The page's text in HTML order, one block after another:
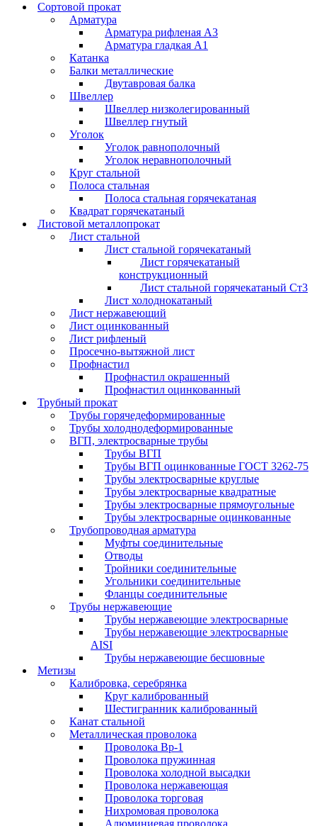
Сортовой прокат
Арматура
Арматура рифленая А3
Арматура гладкая А1
Катанка
Балки металлические
Двутавровая балка
Швеллер
Швеллер низколегированный
Швеллер гнутый
Уголок
Уголок равнополочный
Уголок неравнополочный
Круг стальной
Полоса стальная
Полоса стальная горячекатаная
Квадрат горячекатаный
Листовой металлопрокат
Лист стальной
Лист стальной горячекатаный
Лист горячекатаный
конструкционный
Лист стальной горячекатаный Ст3
Лист холоднокатаный
Лист нержавеющий
Лист оцинкованный
Лист рифленый
Просечно-вытяжной лист
Профнастил
Профнастил окрашенный
Профнастил оцинкованный
Трубный прокат
Трубы горячедеформированные
Трубы холоднодеформированные
ВГП, электросварные трубы
Трубы ВГП
Трубы ВГП оцинкованные ГОСТ 3262-75
Трубы электросварные круглые
Трубы электросварные квадратные
Трубы электросварные прямоугольные
Трубы электросварные оцинкованные
Трубопроводная арматура
Муфты соединительные
Отводы
Тройники соединительные
Угольники соединительные
Фланцы соединительные
Трубы нержавеющие
Трубы нержавеющие электросварные
Трубы нержавеющие электросварные
AISI
Трубы нержавеющие бесшовные
Метизы
Калибровка, серебрянка
Круг калиброванный
Шестигранник калиброванный
Канат стальной
Металлическая проволока
Проволока Вр-1
Проволока пружинная
Проволока холодной высадки
Проволока нержавеющая
Проволока торговая
Нихромовая проволока
Алюминиевая проволока